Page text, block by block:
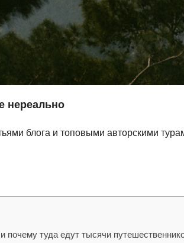
нереально
блога и топовыми авторскими
почему туда едут тысячи